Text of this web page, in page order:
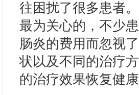
往困扰了很多患者
最为关心的，不少
肠炎的费用而忽视
状以及不同的治疗
的治疗效果恢复健